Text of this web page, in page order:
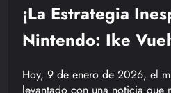
¡La Estrategia
Nintendo: Ike
Hoy, 9 de enero de 2026, el
levantado con una noticia que